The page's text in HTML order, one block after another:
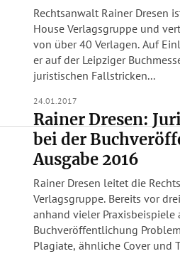
Rechtsanwalt Rainer Dresen
House Verlagsgruppe und
von über 40 Verlagen. Auf
er auf der Leipziger
juristischen Fallstricken...
24.01.2017
Rainer Dresen:
bei der
Ausgabe 2016
Rainer Dresen leitet die
Verlagsgruppe. Bereits vor
anhand vieler
Buchveröffentlichung Probleme
Plagiate, ähnliche Cover und